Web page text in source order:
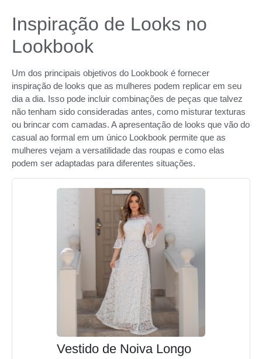
Inspiração de Looks no
Lookbook
Um dos principais objetivos do Lookbook é fornecer
inspiração de looks que as mulheres podem replicar em seu
dia a dia. Isso pode incluir combinações de peças que talvez
não tenham sido consideradas antes, como misturar texturas
ou brincar com camadas. A apresentação de looks que vão do
casual ao formal em um único Lookbook permite que as
mulheres vejam a versatilidade das roupas e como elas
podem ser adaptadas para diferentes situações.
Vestido de Noiva Longo